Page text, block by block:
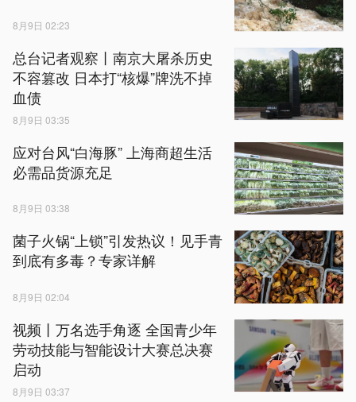
8月9日 02:23
总台记者观察丨南京大屠杀历史
不容篡改 日本打“核爆”牌洗不掉
血债
8月9日 03:35
应对台风“白海豚” 上海商超生活
必需品货源充足
8月9日 03:38
菌子火锅“上锁”引发热议！见手青
到底有多毒？专家详解
8月9日 02:04
视频丨万名选手角逐 全国青少年
劳动技能与智能设计大赛总决赛
启动
8月9日 03:37